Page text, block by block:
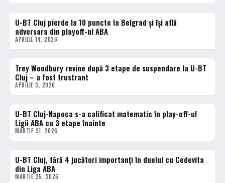
BASCHET
U-BT Cluj pierde la 10 puncte la Belgrad și își află
adversara din playoff-ul ABA
APRILIE 14, 2026
BASCHET
Trey Woodbury revine după 3 etape de suspendare la U-BT
Cluj – a fost frustrant
APRILIE 3, 2026
BASCHET
U-BT Cluj-Napoca s-a calificat matematic în play-off-ul
Ligii ABA cu 3 etape înainte
MARTIE 31, 2026
BASCHET
U-BT Cluj, fără 4 jucători importanți în duelul cu Cedevita
din Liga ABA
MARTIE 25, 2026